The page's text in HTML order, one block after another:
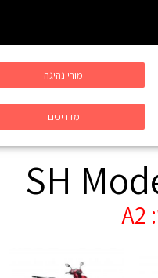
מורי נהיגה
מדריכים
SH
A2